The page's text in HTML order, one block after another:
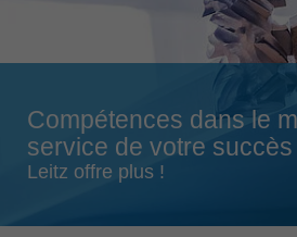
Schweiz
deutsch français
english
Slovenija
Suomi
Compétences dans le
service de votre succès
Leitz offre plus !